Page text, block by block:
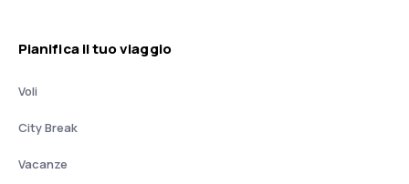
Pianifica il tuo viaggio
Voli
City Break
Vacanze